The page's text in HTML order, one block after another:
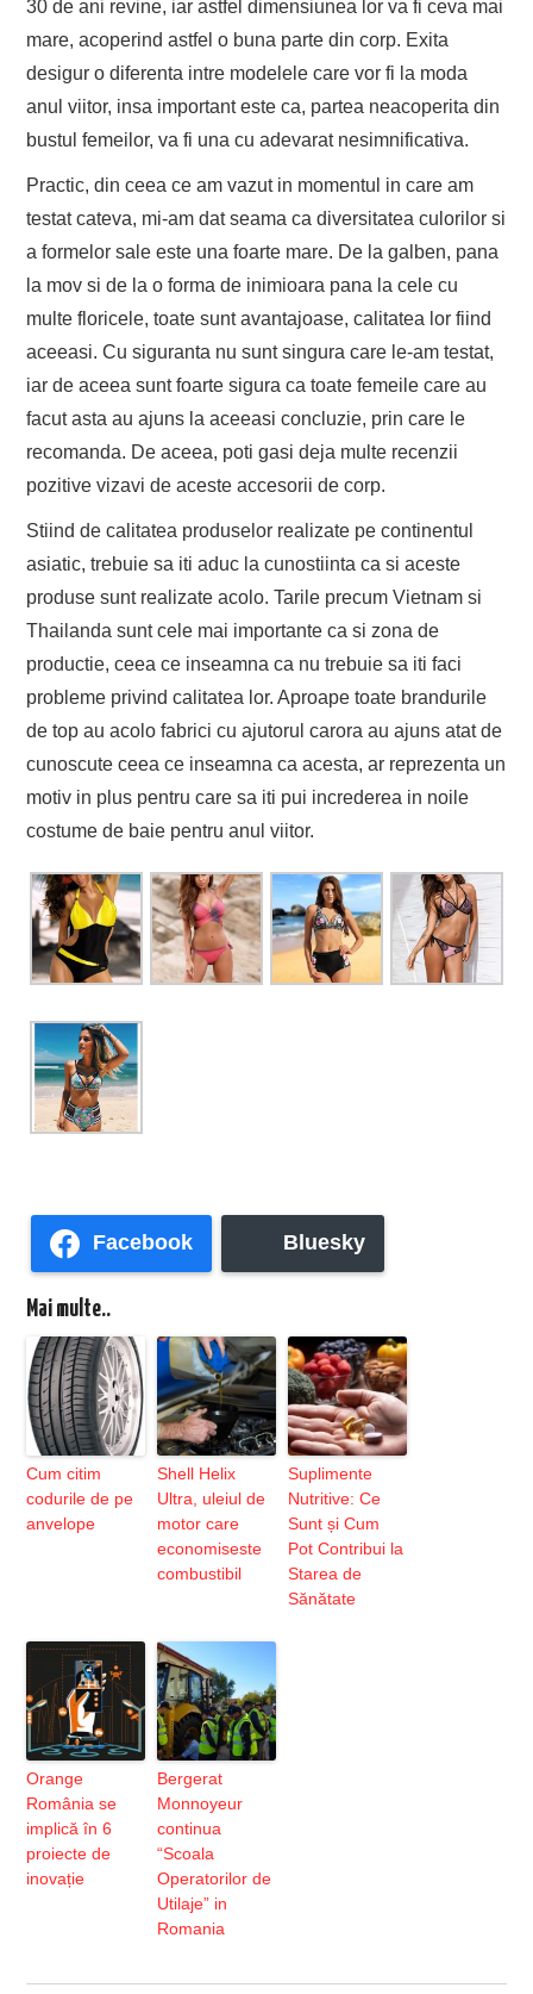
30 de ani revine, iar astfel dimensiunea lor va fi ceva mai
mare, acoperind astfel o buna parte din corp. Exita
desigur o diferenta intre modelele care vor fi la moda
anul viitor, insa important este ca, partea neacoperita din
bustul femeilor, va fi una cu adevarat nesimnificativa.
Practic, din ceea ce am vazut in momentul in care am
testat cateva, mi-am dat seama ca diversitatea culorilor si
a formelor sale este una foarte mare. De la galben, pana
la mov si de la o forma de inimioara pana la cele cu
multe floricele, toate sunt avantajoase, calitatea lor fiind
aceeasi. Cu siguranta nu sunt singura care le-am testat,
iar de aceea sunt foarte sigura ca toate femeile care au
facut asta au ajuns la aceeasi concluzie, prin care le
recomanda. De aceea, poti gasi deja multe recenzii
pozitive vizavi de aceste accesorii de corp.
Stiind de calitatea produselor realizate pe continentul
asiatic, trebuie sa iti aduc la cunostiinta ca si aceste
produse sunt realizate acolo. Tarile precum Vietnam si
Thailanda sunt cele mai importante ca si zona de
productie, ceea ce inseamna ca nu trebuie sa iti faci
probleme privind calitatea lor. Aproape toate brandurile
de top au acolo fabrici cu ajutorul carora au ajuns atat de
cunoscute ceea ce inseamna ca acesta, ar reprezenta un
motiv in plus pentru care sa iti pui increderea in noile
costume de baie pentru anul viitor.
Facebook Bluesky
Mai multe..
Cum citim
codurile de pe
anvelope
Shell Helix
Ultra, uleiul de
motor care
economiseste
combustibil
Suplimente
Nutritive: Ce
Sunt și Cum
Pot Contribui la
Starea de
Sănătate
Orange
România se
implică în 6
proiecte de
inovație
Bergerat
Monnoyeur
continua
“Scoala
Operatorilor de
Utilaje” in
Romania